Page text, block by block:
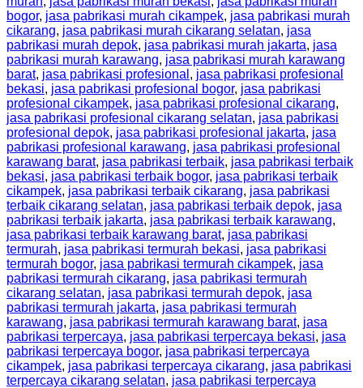
bogor, jasa pabrikasi murah cikampek, jasa pabrikasi murah
cikarang, jasa pabrikasi murah cikarang selatan, jasa
pabrikasi murah depok, jasa pabrikasi murah jakarta, jasa
pabrikasi murah karawang, jasa pabrikasi murah karawang
barat, jasa pabrikasi profesional , jasa pabrikasi profesional
bekasi, jasa pabrikasi profesional bogor, jasa pabrikasi
profesional cikampek, jasa pabrikasi profesional cikarang,
jasa pabrikasi profesional cikarang selatan, jasa pabrikasi
profesional depok, jasa pabrikasi profesional jakarta, jasa
pabrikasi profesional karawang, jasa pabrikasi profesional
karawang barat, jasa pabrikasi terbaik, jasa pabrikasi terbaik
bekasi, jasa pabrikasi terbaik bogor, jasa pabrikasi terbaik
cikampek, jasa pabrikasi terbaik cikarang, jasa pabrikasi
terbaik cikarang selatan, jasa pabrikasi terbaik depok, jasa
pabrikasi terbaik jakarta, jasa pabrikasi terbaik karawang,
jasa pabrikasi terbaik karawang barat, jasa pabrikasi
termurah, jasa pabrikasi termurah bekasi, jasa pabrikasi
termurah bogor, jasa pabrikasi termurah cikampek, jasa
pabrikasi termurah cikarang, jasa pabrikasi termurah
cikarang selatan, jasa pabrikasi termurah depok, jasa
pabrikasi termurah jakarta, jasa pabrikasi termurah
karawang, jasa pabrikasi termurah karawang barat, jasa
pabrikasi terpercaya, jasa pabrikasi terpercaya bekasi, jasa
pabrikasi terpercaya bogor, jasa pabrikasi terpercaya
cikampek, jasa pabrikasi terpercaya cikarang, jasa pabrikasi
terpercaya cikarang selatan, jasa pabrikasi terpercaya